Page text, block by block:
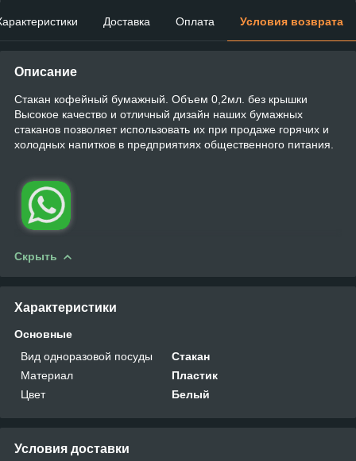
Доставка Оплата Условия возврата
Описание
Стакан кофейный бумажный. Объем 0,2мл. без крышки
Высокое качество и отличный дизайн наших бумажных
стаканов позволяет использовать их при продаже горячих и
холодных напитков в предприятиях общественного питания.
Скрыть
Характеристики
Основные
Вид одноразовой посуды
Стакан
Материал
Пластик
Цвет
Белый
Условия доставки